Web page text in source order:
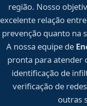
região. Nosso
excelente relação
prevenção quanto na
A nossa equipe de
pronta para atender
identificação de
verificação de
outras